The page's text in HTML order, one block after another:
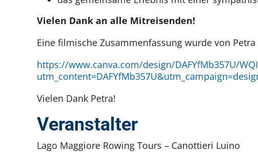
Vielen Dank an alle Mitreisenden!
Eine filmische Zusammenfassung wurde von
https://www.canva.com/design/DAFYfMb357U/
Vielen Dank Petra!
Veranstalter
Lago Maggiore Rowing Tours – Canottieri Luino